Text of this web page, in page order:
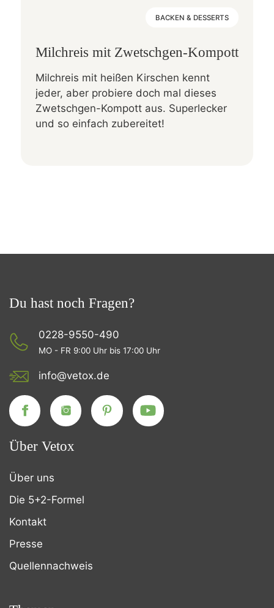
BACKEN & DESSERTS
Milchreis mit Zwetschgen-Kompott
Milchreis mit heißen Kirschen kennt
jeder, aber probiere doch mal dieses
Zwetschgen-Kompott aus. Superlecker
und so einfach zubereitet!
Du hast noch Fragen?
0228-9550-490
MO - FR 9:00 Uhr bis 17:00 Uhr
info@vetox.de
Über Vetox
Über uns
Die 5+2-Formel
Kontakt
Presse
Quellennachweis